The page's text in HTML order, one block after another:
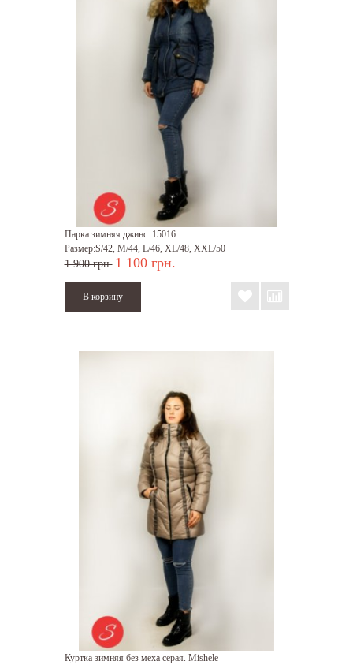
Парка зимняя джинс. 15016
Размер:S/42, M/44, L/46, XL/48, XXL/50
1 900 грн. 1 100 грн.
Куртка зимняя без меха серая. Mishele